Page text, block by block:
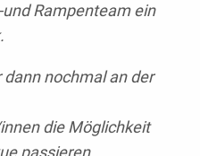
Rampenteam ein
nochmal an der
die Möglichkeit